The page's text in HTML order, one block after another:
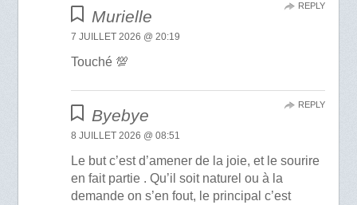
Murielle
7 JUILLET 2026 @ 20:19
Touché 💯
REPLY
Byebye
8 JUILLET 2026 @ 08:51
Le but c’est d’amener de la joie, et le sourire
en fait partie . Qu’il soit naturel ou à la
demande on s’en fout, le principal c’est
REPLY